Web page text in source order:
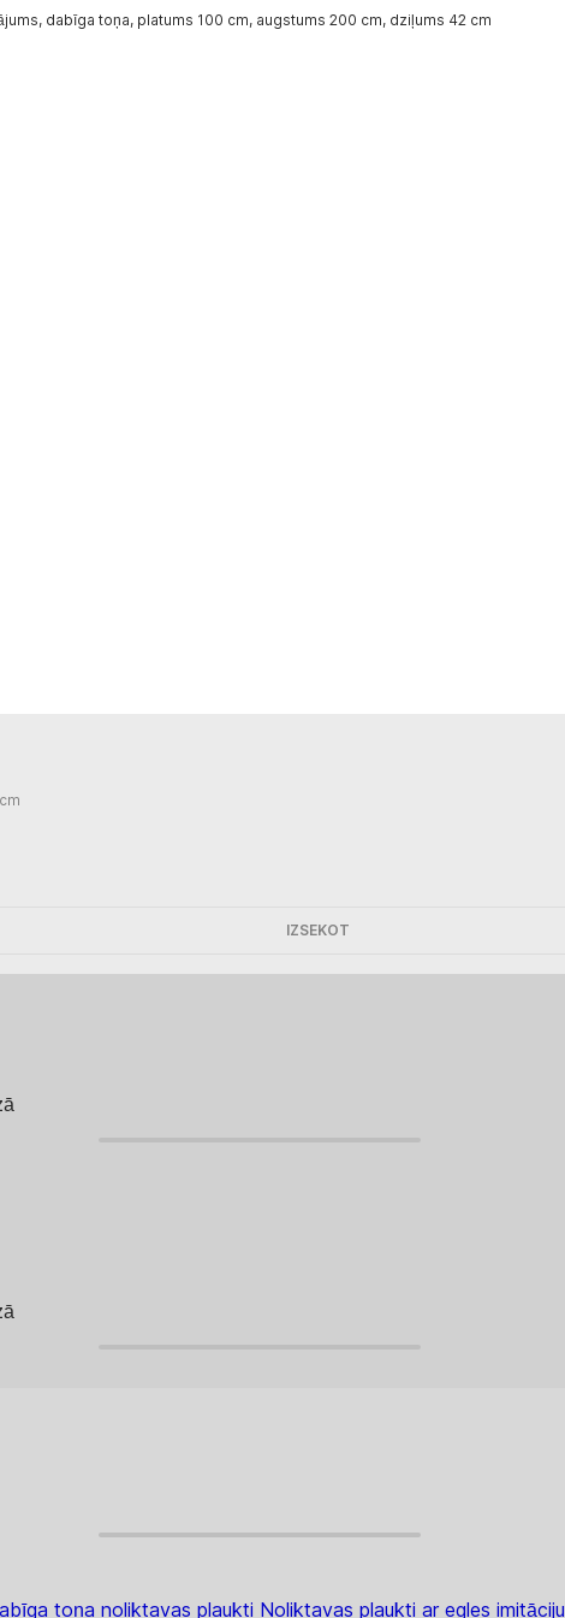
dabīga toņa, platums 100 cm, augstums 200 cm, dziļums 42 cm
IZSEKOT
toņa noliktavas plaukti Noliktavas plaukti ar egles imitāciju